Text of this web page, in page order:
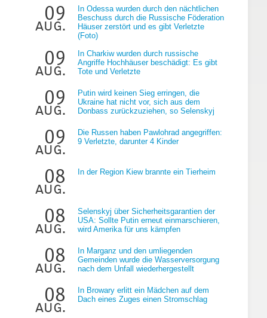
09
aug.
In Odessa wurden durch den nächtlichen
Beschuss durch die Russische Föderation
Häuser zerstört und es gibt Verletzte
(Foto)
09
aug.
In Charkiw wurden durch russische
Angriffe Hochhäuser beschädigt: Es gibt
Tote und Verletzte
09
aug.
Putin wird keinen Sieg erringen, die
Ukraine hat nicht vor, sich aus dem
Donbass zurückzuziehen, so Selenskyj
09
aug.
Die Russen haben Pawlohrad angegriffen:
9 Verletzte, darunter 4 Kinder
08
aug.
In der Region Kiew brannte ein Tierheim
08
aug.
Selenskyj über Sicherheitsgarantien der
USA: Sollte Putin erneut einmarschieren,
wird Amerika für uns kämpfen
08
aug.
In Marganz und den umliegenden
Gemeinden wurde die Wasserversorgung
nach dem Unfall wiederhergestellt
08
aug.
In Browary erlitt ein Mädchen auf dem
Dach eines Zuges einen Stromschlag